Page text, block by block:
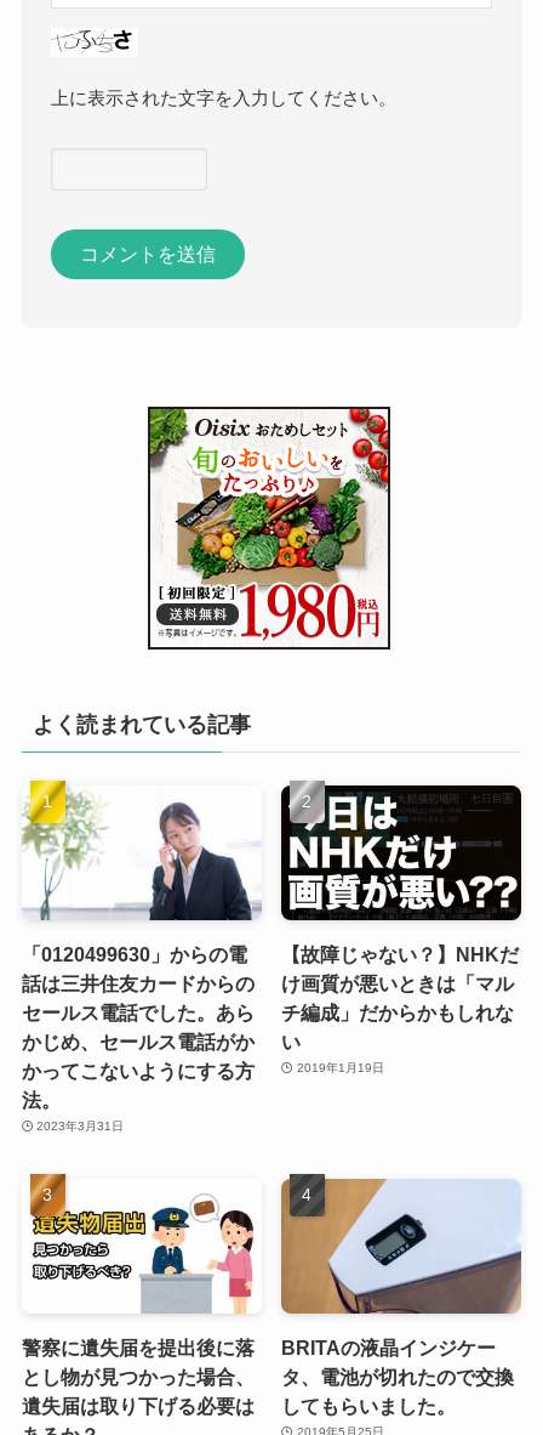
上に表示された文字を入力してください。
よく読まれている記事
「0120499630」からの電
話は三井住友カードからの
セールス電話でした。あら
かじめ、セールス電話がか
かってこないようにする方
法。
2023年3月31日
【故障じゃない？】NHKだ
け画質が悪いときは「マル
チ編成」だからかもしれな
い
2019年1月19日
警察に遺失届を提出後に落
とし物が見つかった場合、
遺失届は取り下げる必要は
BRITAの液晶インジケー
タ、電池が切れたので交換
してもらいました。
2019年5月25日